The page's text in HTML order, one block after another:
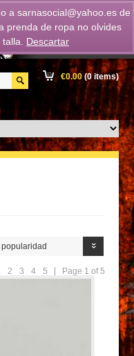
€0.00(0 items)
Page 1 of 5
2 3 4 5
a sarnasocial@yahoo.es de
prenda de ropa no olvides
Descartar